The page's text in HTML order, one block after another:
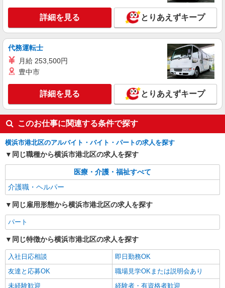
キープ 詳細を見る
派遣社員
株式会社kotrio /●YK-H-1957135
菊名駅★シフト柔軟で長く働きやすいシニア向
けマンション
時給1600円〜2250円 ＜日払い有/週払い有/交
通費全支給(ガソリン代含む)＞
横浜市港北区 菊名駅スグ
キープ
詳細を見る とりあえずキープ
代務運転士
月給 253,500円
豊中市
詳細を見る とりあえずキープ
このお仕事に関連する条件で探す
横浜市港北区のアルバイト・バイト・パートの求人を探す
同じ職種から横浜市港北区の求人を探す
医療・介護・福祉すべて
介護職・ヘルパー
同じ雇用形態から横浜市港北区の求人を探す
パート
同じ特徴から横浜市港北区の求人を探す
入社日応相談
即日勤務OK
友達と応募OK
職場見学OKまたは説明会あり
未経験歓迎
経験者・有資格者歓迎